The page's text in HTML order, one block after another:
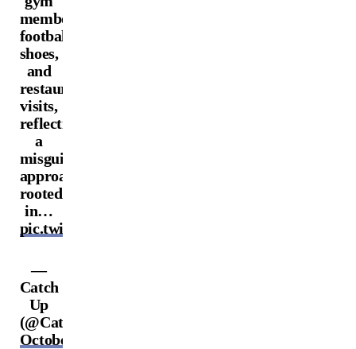
memberships,
football
shoes,
and
restaurant
visits,
reflecting
a
misguided
approach
rooted
in…
pic.twitter.com/ag6lf6VHna
—
Catch
Up
(@CatchUpFeed)
October